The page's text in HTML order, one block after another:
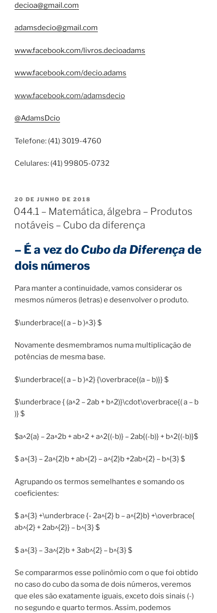
decioa@gmail.com
adamsdecio@gmail.com
www.facebook.com/livros.decioadams
www.facebook.com/decio.adams
www.facebook.com/adamsdecio
@AdamsDcio
Telefone: (41) 3019-4760
Celulares: (41) 99805-0732
PUBLICADO
EM
20 DE JUNHO DE 2018
044.1 – Matemática, álgebra – Produtos
notáveis – Cubo da diferença
– É a vez do Cubo da Diferença de
dois números
Para manter a continuidade, vamos considerar os
mesmos números (letras) e desenvolver o produto.
$\underbrace{( a – b )^3} $
Novamente desmembramos numa multiplicação de
potências de mesma base.
$\underbrace{( a – b )^2} {\overbrace{(a – b)}} $
$\underbrace { (a^2 – 2ab + b^2)}\cdot\overbrace{( a – b
)} $
$a^2{a} – 2a^2b + ab^2 + a^2{(-b)} – 2ab{(-b)} + b^2{(-b)}$
$ a^{3} – 2a^{2}b + ab^{2} – a^{2}b +2ab^{2} – b^{3} $
Agrupando os termos semelhantes e somando os
coeficientes:
$ a^{3} +\underbrace {- 2a^{2} b – a^{2}b} +\overbrace{
ab^{2} + 2ab^{2}} – b^{3} $
$ a^{3} – 3a^{2}b + 3ab^{2} – b^{3} $
Se compararmos esse polinômio com o que foi obtido
no caso do cubo da soma de dois números, veremos
que eles são exatamente iguais, exceto dois sinais (-)
no segundo e quarto termos. Assim, podemos